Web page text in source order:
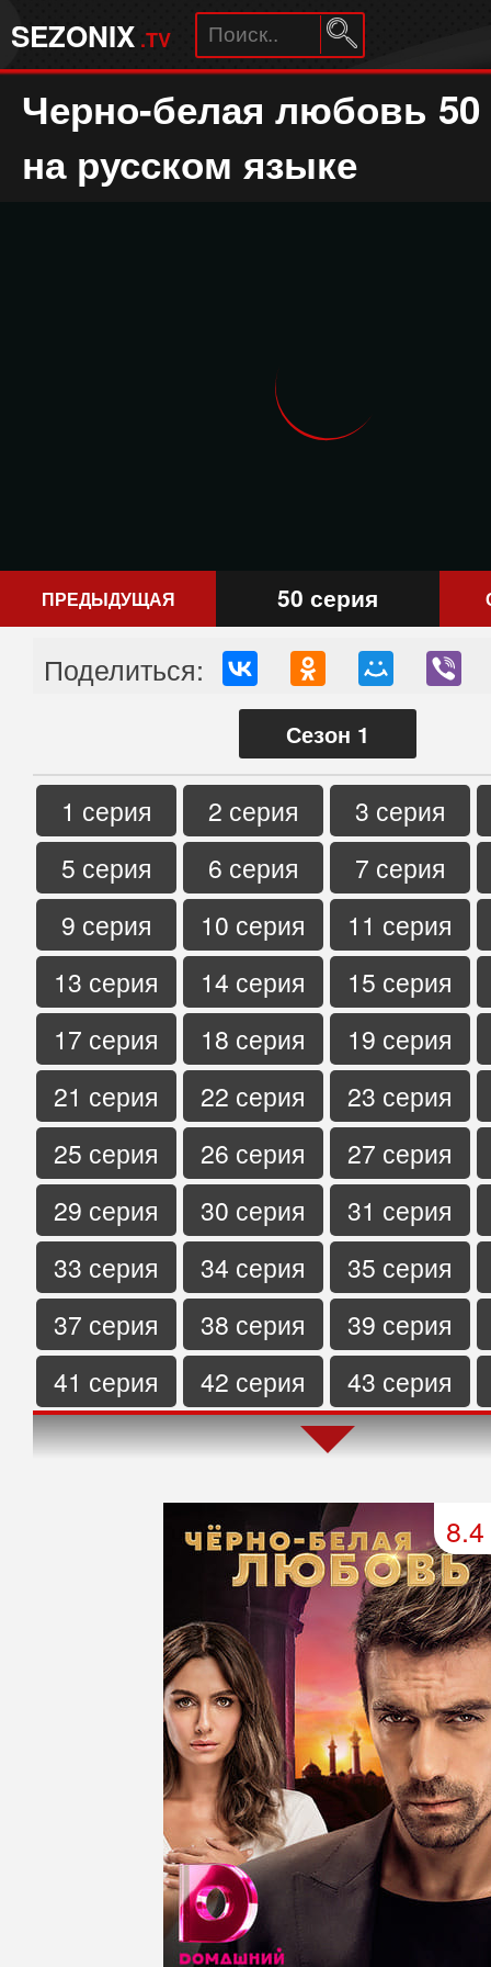
SEZONIX .TV
Черно-белая любовь 50
на русском языке
ПРЕДЫДУЩАЯ 50 серия
Поделиться:
Сезон 1
1 серия 2 серия
3 серия
5 серия
6 серия
7 серия
9 серия
10 серия
11 серия
13 серия
14 серия
15 серия
17 серия
18 серия
19 серия
21 серия
22 серия
23 серия
25 серия
26 серия
27 серия
29 серия
30 серия
31 серия
33 серия
34 серия
35 серия
37 серия
38 серия
39 серия
41 серия
42 серия
43 серия
45 серия
46 серия
47 серия
50 серия
51 серия
54 серия
55 серия
58 серия
59 серия
62 серия
63 серия
66 серия
67 серия
70 серия
71 серия
74 серия
75 серия
78 серия
79 серия
82 серия 83 серия
8.4